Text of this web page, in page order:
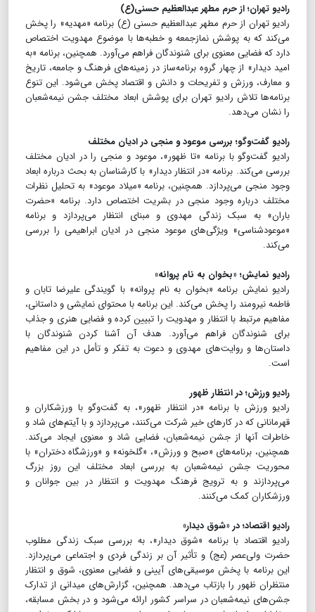
رادیو تهران؛ از حرم مطهر عبدالعظیم حسنی(ع)
رادیو تهران از حرم مطهر عبدالعظیم حسنی (ع) برنامه «مهدیه» را پخش
می‌کند که به پوشش نمازجمعه و خطبه‌ها با موضوع مهدویت اختصاص
دارد که فضایی معنوی برای شنوندگان فراهم می‌آورد. همچنین، برنامه «به
امید دیدار» از چهار گروه برنامه‌ساز در زمینه‌های فرهنگ و جامعه، تاریخ
و معارف، ورزش و تفریحات و دانش و اقتصاد پخش می‌شود. این تنوع
برنامه‌ها تلاش رادیو تهران برای پوشش ابعاد مختلف جشن نیمه‌شعبان
را نشان می‌دهد.
رادیو گفت‌وگو؛ بررسی موعود و منجی در ادیان مختلف
رادیو گفت‌وگو با برنامه «تا ظهور»، موعود و منجی را در ادیان مختلف
بررسی می‌کند. برنامه «در انتظار دیدار» با کارشناسان به بحث درباره ابعاد
وجود منجی می‌پردازد. همچنین، برنامه «میلاد موعود» به تحلیل نظرات
مختلف درباره وجود منجی در بشریت اختصاص دارد. برنامه «حضرت
باران» به سبک زندگی مهدوی و مبنای انتظار می‌پردازد و برنامه
«موعودشناسی» ویژگی‌های موعود منجی در ادیان ابراهیمی را بررسی
می‌کند.
رادیو نمایش؛ «بخوان به نام پروانه»
رادیو نمایش برنامه «بخوان به نام پروانه» با گویندگی علیرضا تابان و
فاطمه نیرومند را پخش می‌کند. این برنامه با محتوای نمایشی و داستانی،
مفاهیم مرتبط با انتظار و مهدویت را تبیین کرده و فضایی هنری و جذاب
برای شنوندگان فراهم می‌آورد. هدف آن آشنا کردن شنوندگان با
داستان‌ها و روایت‌های مهدوی و دعوت به تفکر و تأمل در این مفاهیم
است.
رادیو ورزش؛ در انتظار ظهور
رادیو ورزش با برنامه «در انتظار ظهور»، به گفت‌وگو با ورزشکاران و
قهرمانانی که در کارهای خیر شرکت می‌کنند، می‌پردازد و با آیتم‌های شاد و
خاطرات آنها از جشن نیمه‌شعبان، فضایی شاد و معنوی ایجاد می‌کند.
همچنین، برنامه‌های «صبح و ورزش»، «گلخونه» و «ورزشگاه دختران» با
محوریت جشن نیمه‌شعبان به بررسی ابعاد مختلف این روز بزرگ
می‌پردازند و به ترویج فرهنگ مهدویت و انتظار در بین جوانان و
ورزشکاران کمک می‌کنند.
رادیو اقتصاد؛ در «شوق دیدار»
رادیو اقتصاد با برنامه «شوق دیدار»، به بررسی سبک زندگی مطلوب
حضرت ولی‌عصر (عج) و تأثیر آن بر زندگی فردی و اجتماعی می‌پردازد.
این برنامه با پخش موسیقی‌های آیینی و فضایی معنوی، شوق و انتظار
منتظران ظهور را بازتاب می‌دهد. همچنین، گزارش‌های میدانی از تدارک
جشن‌های نیمه‌شعبان در سراسر کشور ارائه می‌شود و در بخش مسابقه،